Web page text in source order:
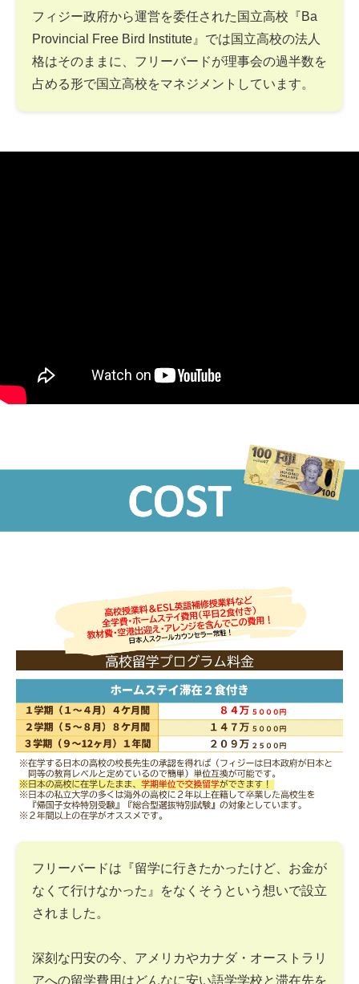
フィジー政府から運営を委任された国立高校『Ba
Provincial Free Bird Institute』では国立高校の法人
格はそのままに、フリーバードが理事会の過半数を
占める形で国立高校をマネジメントしています。
フリーバードは『留学に行きたかったけど、お金が
なくて行けなかった』をなくそうという想いで設立
されました。
深刻な円安の今、アメリカやカナダ・オーストラリ
アへの留学費用はどんなに安い語学学校と滞在先を